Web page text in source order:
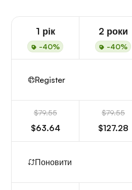
1 рік
-40%
2 роки
-40%
Register
$79.55
$63.64
$79.55
$127.28
Поновити